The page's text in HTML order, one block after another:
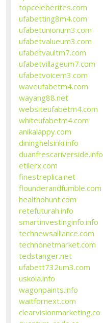
topceleberites.com
ufabetting8m4.com
ufabetunionum3.com
ufabetvalueum3.com
ufabetvaultm7.com
ufabetvillageum7.com
ufabetvoicem3.com
waveufabetm4.com
wayang88.net
websiteufabetm4.com
whiteufabetm4.com
anikalappy.com
dininghelsinki.info
duanfrescariverside.info
etilerx.com
finestreplica.net
flounderandfumble.com
healthohunt.com
retefuturah.info
smartinvestinginfo.info
technewsalliance.com
technonetmarket.com
tedstanger.net
ufabett732um3.com
uskola.info
wagonpaints.info
waitfornext.com
clearvisionmarketing.co